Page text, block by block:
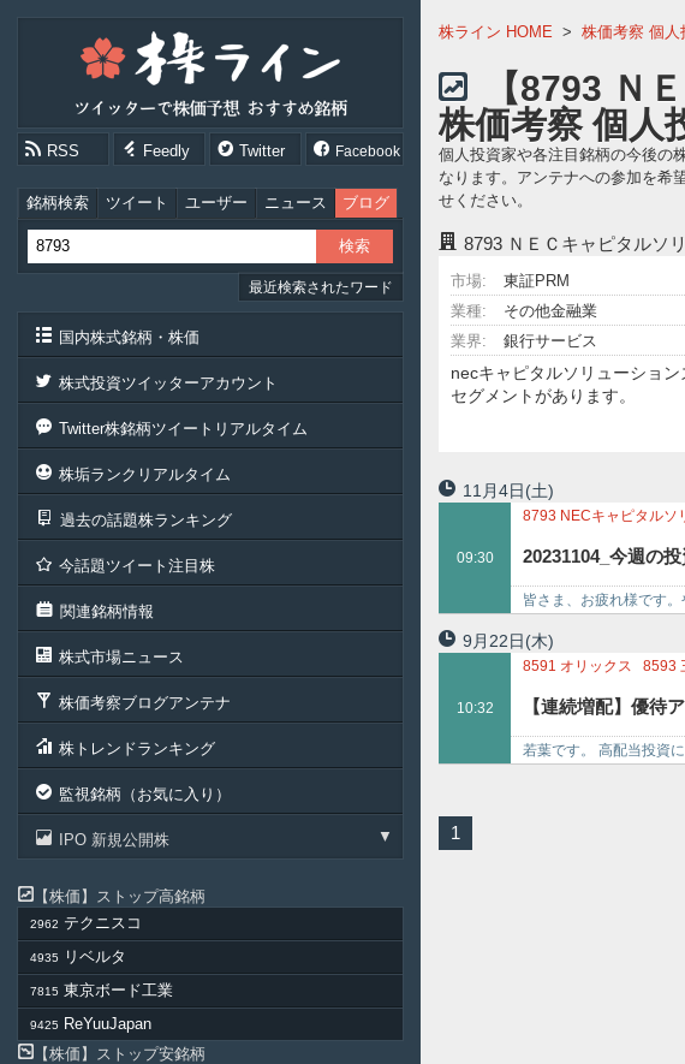
RSS Feedly Twitter Facebook
銘柄検索 ツイート ユーザー ニュース ブログ
最近検索されたワード
国内株式銘柄・株価
株式投資ツイッターアカウント
Twitter株銘柄ツイートリアルタイム
株垢ランクリアルタイム
過去の話題株ランキング
今話題ツイート注目株
関連銘柄情報
株式市場ニュース
株価考察ブログアンテナ
株トレンドランキング
監視銘柄（お気に入り）
IPO 新規公開株
株価 ストップ高銘柄
2962 テクニスコ
4935 リベルタ
7815 東京ボード工業
9425
ReYuuJapan
株価
ストップ安銘柄
株ライン HOME > 株価考察 個人
【8793 Ｎ
株価考察 個人
個人投資家や各注目銘柄の今後の
なります。アンテナへの参加を希
せください。
8793 ＮＥＣキャピタルソ
市場:
東証PRM
業種:
その他金融業
業界:
銀行サービス
necキャピタルソリューショ
セグメントがあります。
11月4日(土)
09:30
8793 NECキャピタルソ
オリックス 5401
8058三菱商事 9433
20231104_今週の
皆さま、お疲れ様です
9月22日(木)
10:32
8591 オリックス 8593
NECキャピタルソ
【連続増配】優待
若葉です。 高配当投資
1